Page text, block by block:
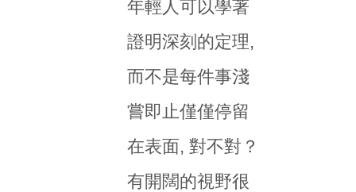
年輕人可以學著
證明深刻的定理,
而不是每件事淺
嘗即止僅僅停留
在表面, 對不對？
有開闊的視野很